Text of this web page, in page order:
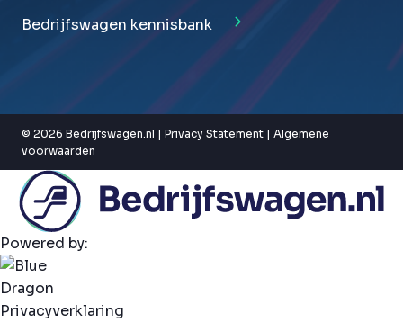
Bedrijfswagen kennisbank
© 2026 Bedrijfswagen.nl | Privacy Statement | Algemene
voorwaarden
Powered by:
Privacyverklaring